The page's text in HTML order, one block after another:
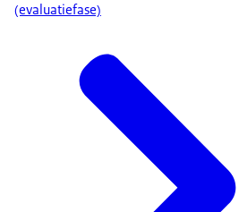
(evaluatiefase)